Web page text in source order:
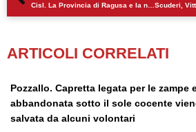
Cisl. La Provincia di Ragusa e la necessità di un sostegno forte
ARTICOLI CORRELATI
Pozzallo. Capretta legata per le zampe
abbandonata sotto il sole cocente
salvata da alcuni volontari